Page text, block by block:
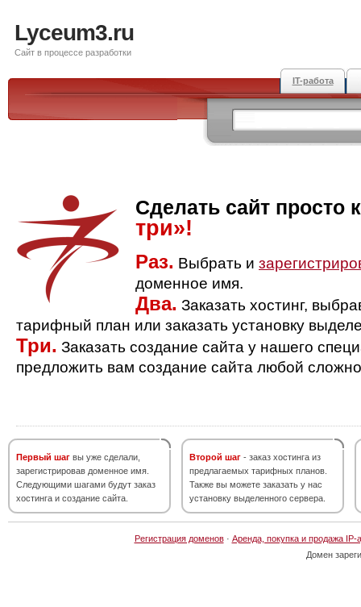
Lyceum3.ru
Сайт в процессе разработки
IT-работа
Сделать сайт просто
три»!
Раз. Выбрать и
доменное имя.
Два. Заказать хостинг,
тарифный план или заказать установку
Три. Заказать создание сайта у нашего
предложить вам создание сайта любой
Первый шаг вы уже сделали,
зарегистрировав доменное имя.
Следующими шагами будут заказ
хостинга и создание сайта.
Второй шаг - заказ хостинга из
предлагаемых тарифных планов.
Также вы можете заказать у нас
установку выделенного сервера.
Регистрация доменов· Аренда, покупка и продажа IP-
Домен